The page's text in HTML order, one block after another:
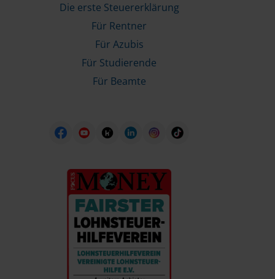
Die erste Steuererklärung
Für Rentner
Für Azubis
Für Studierende
Für Beamte